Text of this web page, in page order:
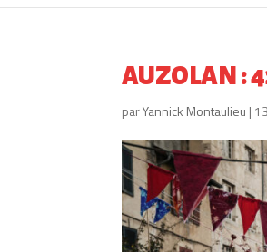
AUZOLAN :
parYannick Montaulieu |